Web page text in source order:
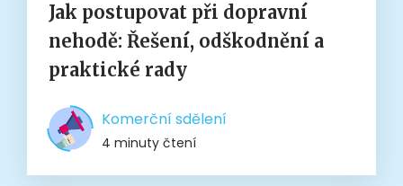
Jak postupovat při dopravní
nehodě: Řešení, odškodnění a
praktické rady
Komerční sdělení
4 minuty čtení